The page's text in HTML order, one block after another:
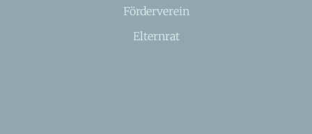
Förderverein
Elternrat